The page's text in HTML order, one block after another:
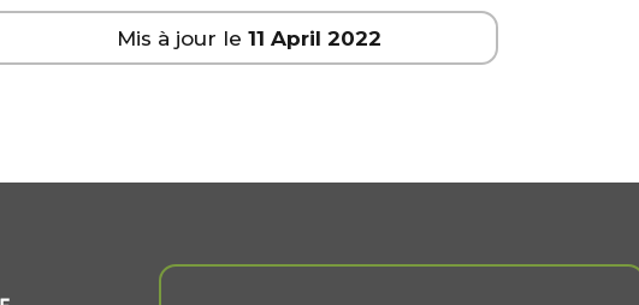
Mis à jour le 11 April 2022